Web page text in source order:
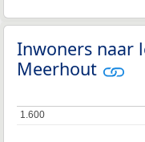
Inwoners naar
Meerhout
1.600
1.600